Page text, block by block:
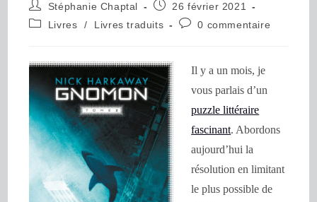
Stéphanie Chaptal
26 février 2021
Livres
/ Livres traduits 0 commentaire
Il y a un mois, je
vous parlais d’un
puzzle littéraire
fascinant. Abordons
aujourd’hui la
résolution en limitant
le plus possible de